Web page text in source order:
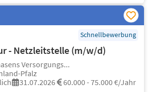
Schnellbewerbung
- Netzleitstelle (m/w/d)
Versorgungs...
Pfalz
31.07.2026 60.000 - 75.000 €/Jahr